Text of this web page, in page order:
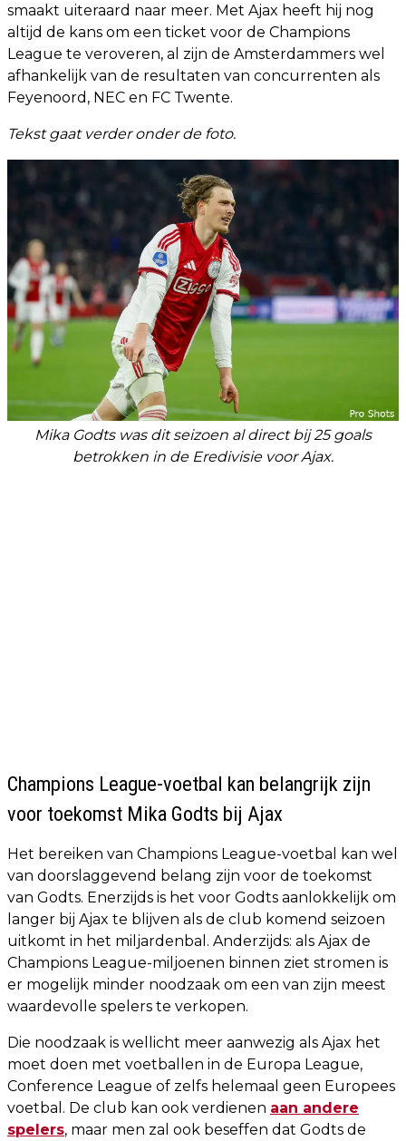
smaakt uiteraard naar meer. Met Ajax heeft hij nog
altijd de kans om een ticket voor de Champions
League te veroveren, al zijn de Amsterdammers wel
afhankelijk van de resultaten van concurrenten als
Feyenoord, NEC en FC Twente.
Tekst gaat verder onder de foto.
Mika Godts was dit seizoen al direct bij 25 goals
betrokken in de Eredivisie voor Ajax.
Champions League-voetbal kan belangrijk zijn
voor toekomst Mika Godts bij Ajax
Het bereiken van Champions League-voetbal kan wel
van doorslaggevend belang zijn voor de toekomst
van Godts. Enerzijds is het voor Godts aanlokkelijk om
langer bij Ajax te blijven als de club komend seizoen
uitkomt in het miljardenbal. Anderzijds: als Ajax de
Champions League-miljoenen binnen ziet stromen is
er mogelijk minder noodzaak om een van zijn meest
waardevolle spelers te verkopen.
Die noodzaak is wellicht meer aanwezig als Ajax het
moet doen met voetballen in de Europa League,
Conference League of zelfs helemaal geen Europees
voetbal. De club kan ook verdienen aan andere
spelers, maar men zal ook beseffen dat Godts de